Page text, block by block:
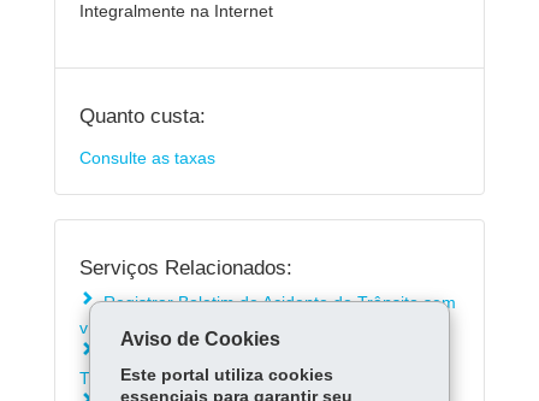
Integralmente na Internet
Quanto custa:
Consulte as taxas
Serviços Relacionados:
Registrar Boletim de Acidente de Trânsito sem
vítimas - Bateu
Trânsito Eletrônico Unificado - Bateu
Aviso de Cookies
Este portal utiliza cookies
essenciais para garantir seu